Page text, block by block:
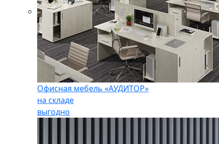
Офисная мебель «АУДИТОР»
на складе
выгодно